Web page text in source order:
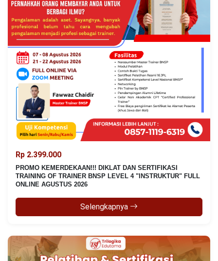
Rp 2.399.000
PROMO KEMERDEKAAN!!! DIKLAT DAN SERTIFIKASI
TRAINING OF TRAINER BNSP LEVEL 4 "INSTRUKTUR" FULL
ONLINE AGUSTUS 2026
Selengkapnya